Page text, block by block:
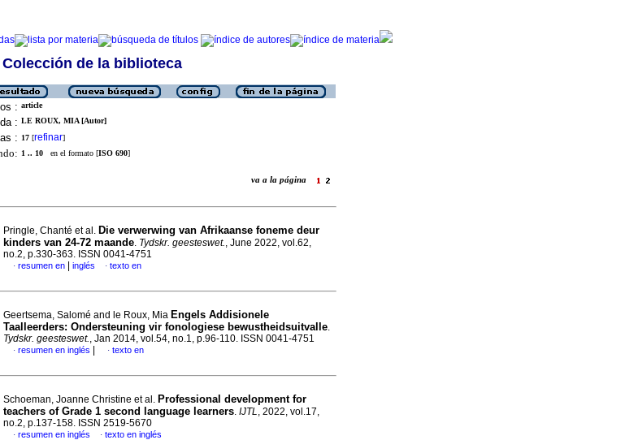
Colección de la biblioteca
: article
: LE ROUX, MIA [Autor]
: 17 [refinar]
1 .. 10 en el formato [ISO 690]
va a la página
Pringle, Chanté et al. Die verwerwing van Afrikaanse foneme deur
kinders van 24-72 maande. Tydskr. geesteswet., June 2022, vol.62,
no.2, p.330-363. ISSN 0041-4751
· resumen en inglés · texto en
Geertsema, Salomé and le Roux, Mia Engels Addisionele
Taalleerders: Ondersteuning vir fonologiese bewustheidsuitvalle.
Tydskr. geesteswet., Jan 2014, vol.54, no.1, p.96-110. ISSN 0041-4751
· resumen en inglés · texto en
Schoeman, Joanne Christine et al. Professional development for
teachers of Grade 1 second language learners. IJTL, 2022, vol.17,
no.2, p.137-158. ISSN 2519-5670
· resumen en inglés · texto en inglés